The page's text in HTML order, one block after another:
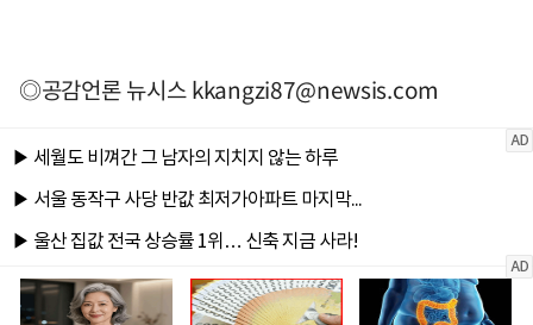
◎공감언론 뉴시스kkangzi87@newsis.com